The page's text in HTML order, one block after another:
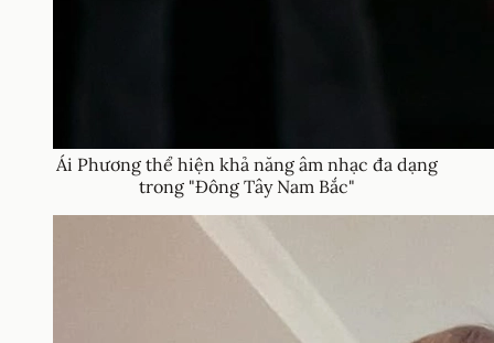
Ái Phương thể hiện khả năng âm nhạc đa dạng
trong "Đông Tây Nam Bắc"